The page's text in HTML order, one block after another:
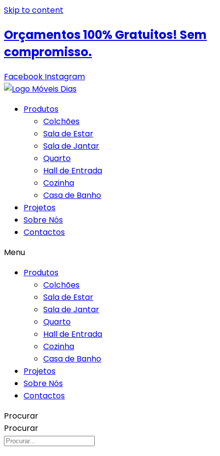
Skip to content
Orçamentos 100% Gratuitos! Sem
compromisso.
Facebook Instagram
Produtos
Colchões
Sala de Estar
Sala de Jantar
Quarto
Hall de Entrada
Cozinha
Casa de Banho
Projetos
Sobre Nós
Contactos
Menu
Produtos
Colchões
Sala de Estar
Sala de Jantar
Quarto
Hall de Entrada
Cozinha
Casa de Banho
Projetos
Sobre Nós
Contactos
Procurar
Procurar